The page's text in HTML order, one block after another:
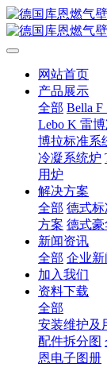
网站首页
产品展示
全部 Bella
Lebo K 雷
博拉标准系
冷凝系统炉
用炉
解决方案
全部 德式
方案 德式
新闻资讯
全部 企业新
加入我们
资料下载
全部
安装维护及
配件拆分图
恩电子图册